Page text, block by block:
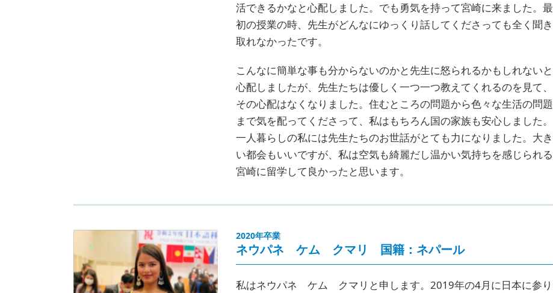
活できるかなと心配しました。でも勇気を持って宮崎に来ました。最
初の授業の時、先生がどんなにゆっくり話してくださっても全く聞き
取れなかったです。
こんなに簡単な事も分からないのかと先生に怒られるかもしれないと
心配しましたが、先生たちは優しく一つ一つ教えてくれるのを見て、
その心配はなくなりました。住むところの問題から色々な生活の問題
まで気を配ってくださって、私はもちろん国の家族も安心しました。
一人暮らしの私には先生たちのお世話がとても力になりました。大き
い都会もいいですが、私は空気も綺麗だし温かい気持ちを感じられる
宮崎に留学して良かったと思います。
2020年卒業
ネウパネ ケム クマリ 国籍：ネパール
私はネウパネ ケム クマリと申します。2019年の4月に日本に参り